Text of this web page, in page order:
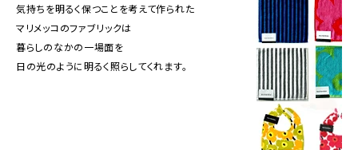
気持ちを明るく保つことを考えて作られた
マリメッコのファブリックは
暮らしのなかの一場面を
日の光のように明るく照らしてくれます。